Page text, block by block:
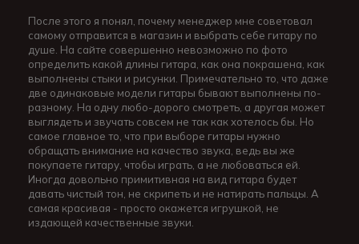
После этого я понял, почему менеджер мне советовал
самому отправится в магазин и выбрать себе гитару по
душе. На сайте совершенно невозможно по фото
определить какой длины гитара, как она покрашена, как
выполнены стыки и рисунки. Примечательно то, что даже
две одинаковые модели гитары бывают выполнены по-
разному. На одну любо-дорого смотреть, а другая может
выглядеть и звучать совсем не так как хотелось бы. Но
самое главное то, что при выборе гитары нужно
обращать внимание на качество звука, ведь вы же
покупаете гитару, чтобы играть, а не любоваться ей.
Иногда довольно примитивная на вид гитара будет
давать чистый тон, не скрипеть и не натирать пальцы. А
самая красивая - просто окажется игрушкой, не
издающей качественные звуки.